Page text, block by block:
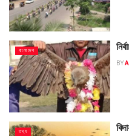
বাংলাদেশ
BY
তথ্য